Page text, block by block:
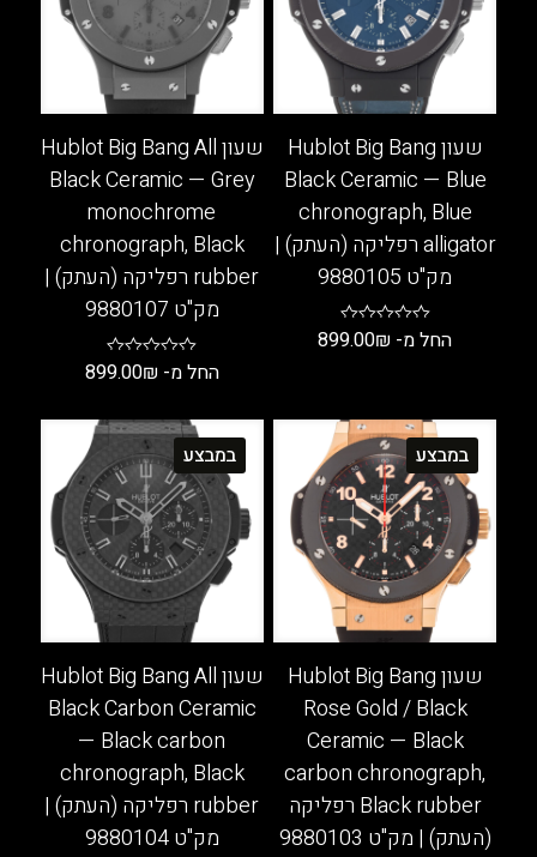
האפשרויות
בעמוד
המוצר
האפשרויות
בעמוד
המוצר
שעון Hublot Big Bang
Black Ceramic — Blue
chronograph, Blue
alligator רפליקה (העתק) |
מק"ט 9880105
החל מ- 899.00₪
יש
מספר
סוגים.
ניתן
לבחור
את
האפשרויות
בעמוד
המוצר
שעון Hublot Big Bang All
Black Ceramic — Grey
monochrome
chronograph, Black
rubber רפליקה (העתק) |
מק"ט 9880107
החל מ- 899.00₪
זה
יש
מספר
סוגים.
ניתן
לבחור
את
האפשרויות
בעמוד
המוצר
במבצע
שעון Hublot Big Bang
Rose Gold / Black
Ceramic — Black
carbon chronograph,
Black rubber רפליקה
(העתק) | מק"ט 9880103
במבצע
שעון Hublot Big Bang All
Black Carbon Ceramic
— Black carbon
chronograph, Black
rubber רפליקה (העתק) |
מק"ט 9880104